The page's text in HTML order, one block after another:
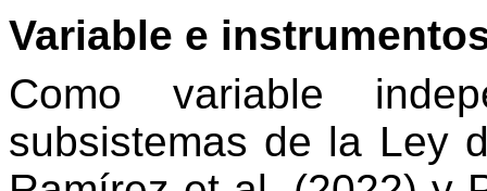
Variable e
Como variable
subsistemas de la Ley